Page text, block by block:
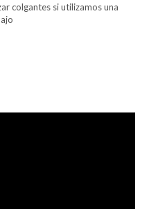
colgantes si utilizamos una